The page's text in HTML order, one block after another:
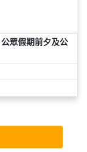
眾假期前夕及公